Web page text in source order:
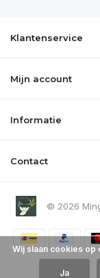
Klantenservice
Mijn account
Informatie
Contact
© 2026
Wij slaan cookies
Ja